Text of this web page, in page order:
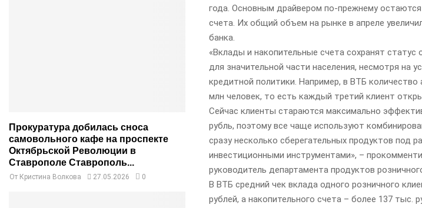
года. Основным драйвером по-прежнему
счета. Их общий объем на рынке в апреле
банка.
«Вклады и накопительные счета сохранят статус
для значительной части населения, несмотря на
кредитной политики. Например, в ВТБ
млн человек, то есть каждый третий клиент
Сейчас клиенты стараются максимально
рубль, поэтому все чаще используют
сразу несколько сберегательных продуктов под
инвестиционными инструментами», –
руководитель департамента продуктов
В ВТБ средний чек вклада одного розничного
рублей, а накопительного счета – более 137 тыс.
Прокуратура добилась сноса
самовольного кафе на проспекте
Октябрьской Революции в
Ставрополе Ставрополь...
От Кристина Волкова 27.05.2026 0